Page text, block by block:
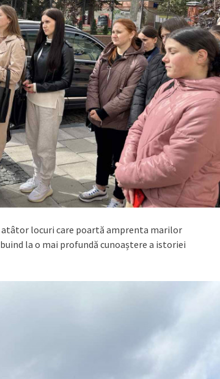
atâtor locuri care poartă amprenta marilor
la o mai profundă cunoaștere a istoriei